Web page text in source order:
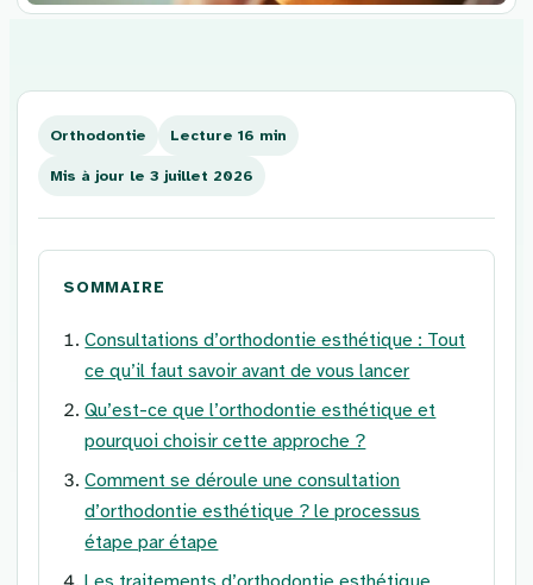
contenu
Orthodontie Lecture 16 min
Mis à jour le 3 juillet 2026
SOMMAIRE
Consultations d’orthodontie esthétique : Tout
ce qu’il faut savoir avant de vous lancer
Qu’est-ce que l’orthodontie esthétique et
pourquoi choisir cette approche ?
Comment se déroule une consultation
d’orthodontie esthétique ? le processus
étape par étape